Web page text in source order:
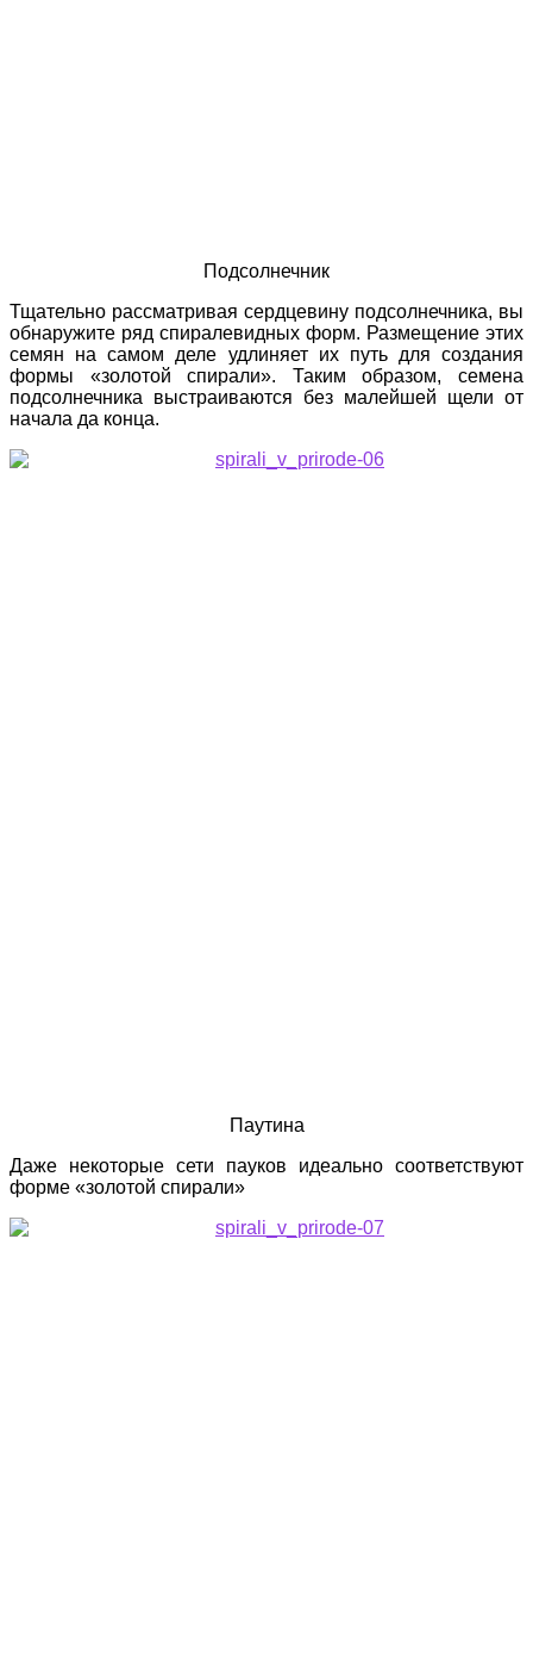
Подсолнечник
Тщательно рассматривая сердцевину подсолнечника, вы
обнаружите ряд спиралевидных форм. Размещение этих
семян на самом деле удлиняет их путь для создания
формы «золотой спирали». Таким образом, семена
подсолнечника выстраиваются без малейшей щели от
начала да конца.
Паутина
Даже некоторые сети пауков идеально соответствуют
форме «золотой спирали»